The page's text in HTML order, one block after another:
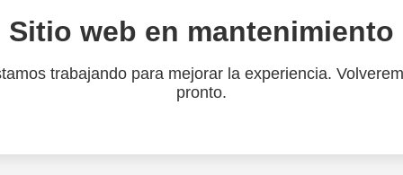
Sitio web en mantenimiento
trabajando para mejorar la experiencia.
pronto.